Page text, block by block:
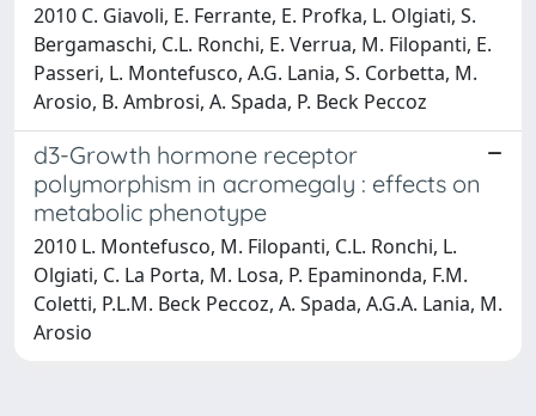
2010 C. Giavoli, E. Ferrante, E. Profka, L. Olgiati, S.
Bergamaschi, C.L. Ronchi, E. Verrua, M. Filopanti, E.
Passeri, L. Montefusco, A.G. Lania, S. Corbetta, M.
Arosio, B. Ambrosi, A. Spada, P. Beck Peccoz
d3-Growth hormone receptor
polymorphism in acromegaly : effects on
metabolic phenotype
2010 L. Montefusco, M. Filopanti, C.L. Ronchi, L.
Olgiati, C. La Porta, M. Losa, P. Epaminonda, F.M.
Coletti, P.L.M. Beck Peccoz, A. Spada, A.G.A. Lania, M.
Arosio